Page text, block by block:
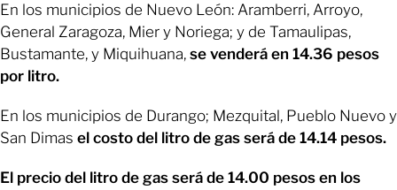
En los municipios de Nuevo León: Aramberri, Arroyo,
General Zaragoza, Mier y Noriega; y de Tamaulipas,
Bustamante, y Miquihuana, se venderá en 14.36 pesos
por litro.
En los municipios de Durango; Mezquital, Pueblo Nuevo y
San Dimas el costo del litro de gas será de 14.14 pesos.
El precio del litro de gas será de 14.00 pesos en los